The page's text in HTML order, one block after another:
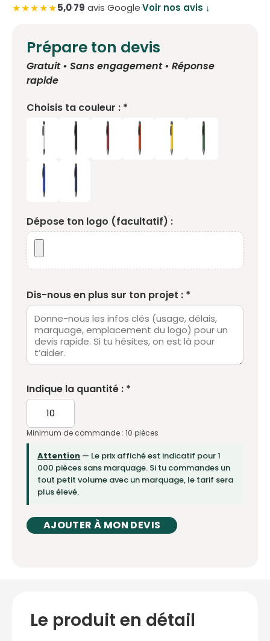
★★★★★5,0·79 avis Google·Voir nos avis ↓
Prépare ton devis
Gratuit • Sans engagement • Réponse
rapide
Choisis ta couleur : *
Dépose ton logo (facultatif) :
Dis-nous en plus sur ton projet : *
Indique la quantité : *
Minimum de commande : 10 pièces
Attention — Le prix affiché est indicatif pour 1
000 pièces sans marquage. Si tu commandes un
tout petit volume avec un marquage, le tarif sera
plus élevé.
AJOUTER À MON DEVIS
Le produit en détail